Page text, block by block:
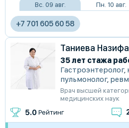
Вс. 09 авг. Пн. 10 авг.
+7 701 605 60 58
Таниева
35 лет стажа
Гастроэнтеролог,
пульмонолог,
Врач высшей
медицинских наук
5.0 Рейтинг